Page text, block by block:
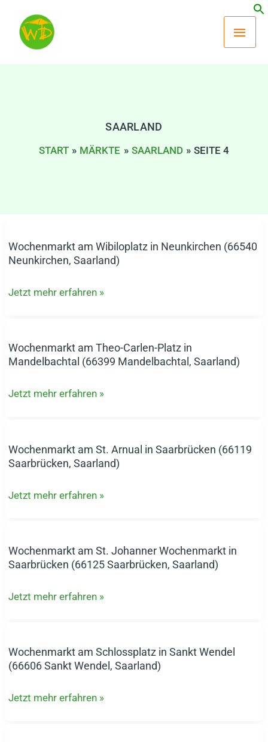
Inhalt
springen
SAARLAND
START MÄRKTE SAARLAND SEITE 4
Wochenmarkt am Wibiloplatz in Neunkirchen (66540
Neunkirchen, Saarland)
Wochenmarkt
am
in
Neunkirchen,
Saarland)
Jetzt mehr erfahren »
Wochenmarkt am Theo-Carlen-Platz in
Mandelbachtal (66399 Mandelbachtal, Saarland)
Wochenmarkt
am
Carlen-
Mandelbachtal
(66399
Saarland)
Jetzt mehr erfahren »
Wochenmarkt am St. Arnual in Saarbrücken (66119
Saarbrücken, Saarland)
Wochenmarkt
am
Arnual
(66119
Saarbrücken,
Jetzt mehr erfahren »
Wochenmarkt am St. Johanner Wochenmarkt in
Saarbrücken (66125 Saarbrücken, Saarland)
Wochenmarkt
am
Johanner
Saarbrücken
(66125
Saarland)
Jetzt mehr erfahren »
Wochenmarkt am Schlossplatz in Sankt Wendel
(66606 Sankt Wendel, Saarland)
Wochenmarkt
am
in
Jetzt mehr erfahren »